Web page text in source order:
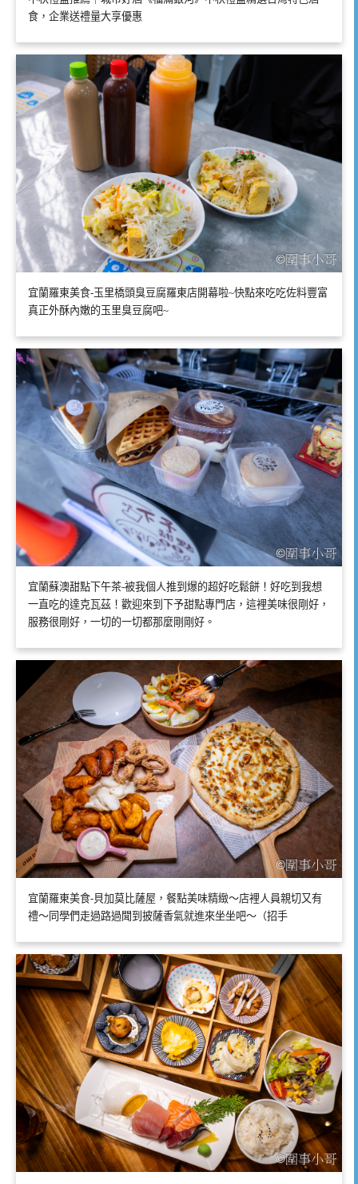
食，企業送禮量大享優惠
宜蘭羅東美食-玉里橋頭臭豆腐羅東店開幕啦~快點來吃吃佐料豐富
真正外酥內嫩的玉里臭豆腐吧~
宜蘭蘇澳甜點下午茶-被我個人推到爆的超好吃鬆餅！好吃到我想
一直吃的達克瓦茲！歡迎來到下予甜點專門店，這裡美味很剛好，
服務很剛好，一切的一切都那麼剛剛好。
宜蘭羅東美食-貝加莫比薩屋，餐點美味精緻～店裡人員親切又有
禮～同學們走過路過聞到披薩香氣就進來坐坐吧～（招手